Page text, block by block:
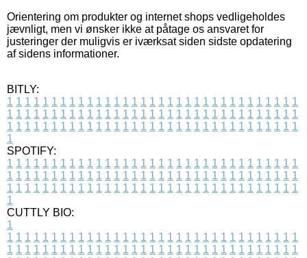
Orientering om produkter og internet shops vedligeholdes
jævnligt, men vi ønsker ikke at påtage os ansvaret for
justeringer der muligvis er iværksat siden sidste opdatering
af sidens informationer.
BITLY:
1 1 1 1 1 1 1 1 1 1 1 1 1 1 1 1 1 1 1 1 1 1 1 1 1 1 1 1 1 1 1 1 1
1 1 1 1 1 1 1 1 1 1 1 1 1 1 1 1 1 1 1 1 1 1 1 1 1 1 1 1 1 1 1 1 1
1 1 1 1 1 1 1 1 1 1 1 1 1 1 1 1 1 1 1 1 1 1 1 1 1 1 1 1 1 1 1 1 1
1
SPOTIFY:
1 1 1 1 1 1 1 1 1 1 1 1 1 1 1 1 1 1 1 1 1 1 1 1 1 1 1 1 1 1 1 1 1
1 1 1 1 1 1 1 1 1 1 1 1 1 1 1 1 1 1 1 1 1 1 1 1 1 1 1 1 1 1 1 1 1
1 1 1 1 1 1 1 1 1 1 1 1 1 1 1 1 1 1 1 1 1 1 1 1 1 1 1 1 1 1 1 1 1
1
CUTTLY BIO:
1
1 1 1 1 1 1 1 1 1 1 1 1 1 1 1 1 1 1 1 1 1 1 1 1 1 1 1 1 1 1 1 1 1
1 1 1 1 1 1 1 1 1 1 1 1 1 1 1 1 1 1 1 1 1 1 1 1 1 1 1 1 1 1 1 1 1